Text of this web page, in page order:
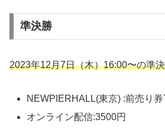
準決勝
2023年12月7日（木）16:00〜の準
NEWPIERHALL(東京) :前売り券
オンライン配信:3500円